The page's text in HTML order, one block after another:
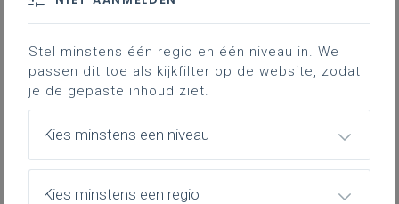
ICT
veilige en gezonde levensstijl
leren leren
Stel minstens één regio en één niveau in. We
passen dit toe als kijkfilter op de website, zodat
je de gepaste inhoud ziet.
Kies minstens een niveau
Kies minstens een regio